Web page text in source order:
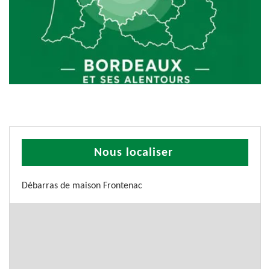
Nous localiser
Débarras de maison Frontenac